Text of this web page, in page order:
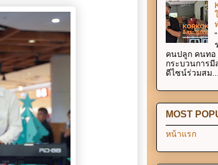
คนปลูก คนทอ
กระบวนการ
ดีไซน์ร่วมสม...
MOST
หน้าแรก